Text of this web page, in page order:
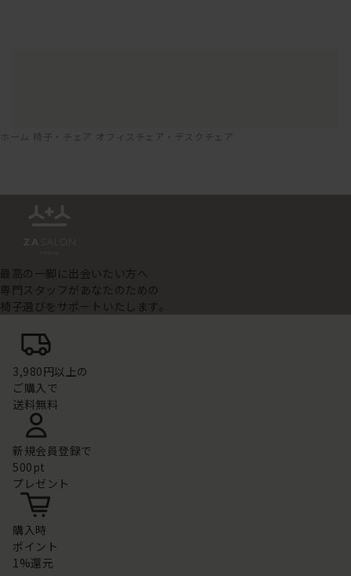
ホーム 椅子・チェア オフィスチェア・デスクチェア
最高の一脚に出会いたい方へ
専門スタッフがあなたのための
椅子選びをサポートいたします。
3,980円以上の
ご購入で
送料無料
新規会員登録で
500pt
プレゼント
購入時
ポイント
1%還元